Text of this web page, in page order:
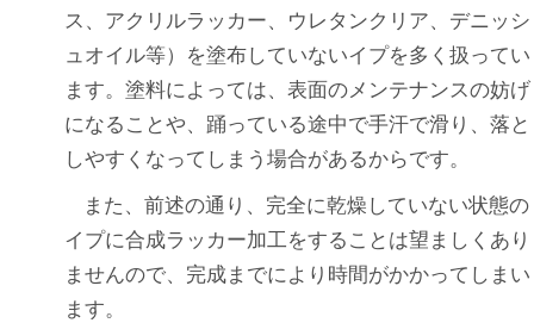
ス、アクリルラッカー、ウレタンクリア、デニッシ
ュオイル等）を塗布していないイプを多く扱ってい
ます。塗料によっては、表面のメンテナンスの妨げ
になることや、踊っている途中で手汗で滑り、落と
しやすくなってしまう場合があるからです。
また、前述の通り、完全に乾燥していない状態の
イプに合成ラッカー加工をすることは望ましくあり
ませんので、完成までにより時間がかかってしまい
ます。